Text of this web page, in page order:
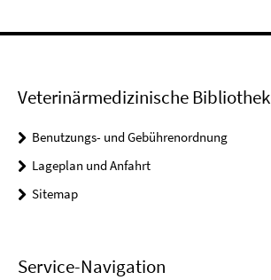
Veterinärmedizinische Bibliothek
Benutzungs- und Gebührenordnung
Lageplan und Anfahrt
Sitemap
Service-Navigation